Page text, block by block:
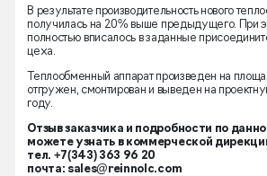
В результате производительность нового
получилась на 20% выше предыдущего. При
полностью вписалось в заданные
цеха.
Теплообменный аппарат произведен на
отгружен, смонтирован и выведен на
году.
Отзыв заказчика и подробности по
можете узнать в коммерческой
тел. +7(343) 363 96 20
почта: sales@reinnolc.com